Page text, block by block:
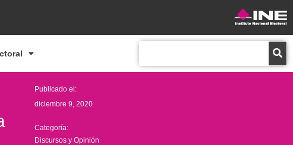
Publicado el:
diciembre 9, 2020
Categoría:
Discursos y Opinión